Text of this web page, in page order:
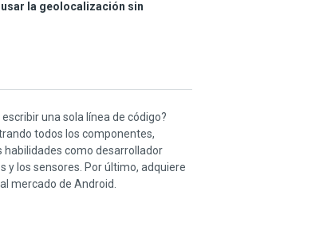
la geolocalización sin
una sola línea de código?
todos los componentes,
habilidades como desarrollador
y los sensores. Por último, adquiere
mercado de Android.